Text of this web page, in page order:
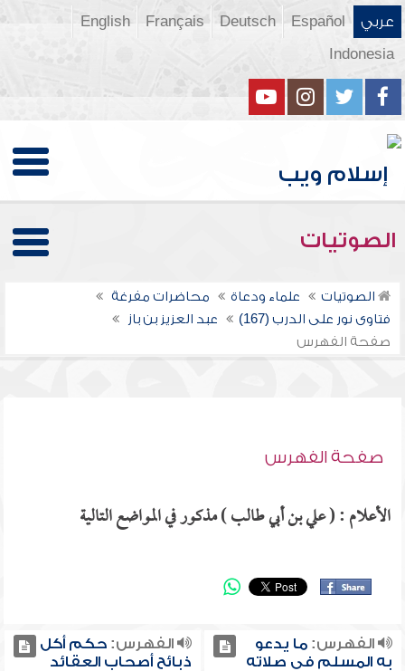
عربي Español
Deutsch
Français
English
Indonesia
الصوتيات
الصوتيات علماء ودعاة
محاضرات مفرغة
فتاوى نور على الدرب (167)
عبد العزيز بن باز
صفحة الفهرس
صفحة الفهرس
الأعلام : ( علي بن أبي طالب ) مذكور في المواضع التالية
الفهرس:ما يدعو
به المسلم في صلاته
الفهرس:حكم أكل
ذبائح أصحاب العقائد